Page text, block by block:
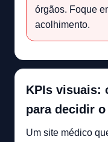
órgãos. Foque
acolhimento.
KPIs visuais:
para decidir
Um site médico